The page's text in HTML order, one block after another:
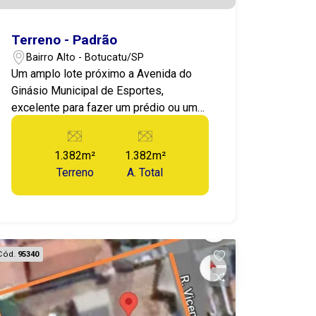
Terreno - Padrão
Bairro Alto - Botucatu/SP
Um amplo lote próximo a Avenida do
Ginásio Municipal de Esportes,
excelente para fazer um prédio ou um
conjunto de Kitnets. Uma metragem e
topografia que favorece bastante a
construção. Agende já sua visita e
conheça essa oportunidade.
1.382m²
Terreno
1.382m²
A. Total
95340